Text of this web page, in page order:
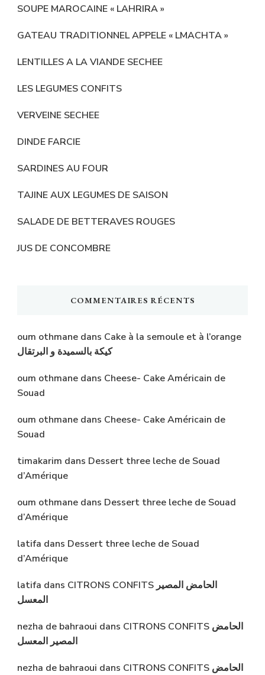
SOUPE MAROCAINE « LAHRIRA »
GATEAU TRADITIONNEL APPELE « LMACHTA »
LENTILLES A LA VIANDE SECHEE
LES LEGUMES CONFITS
VERVEINE SECHEE
DINDE FARCIE
SARDINES AU FOUR
TAJINE AUX LEGUMES DE SAISON
SALADE DE BETTERAVES ROUGES
JUS DE CONCOMBRE
COMMENTAIRES RÉCENTS
oum othmane dans Cake à la semoule et à l’orange
كيكة بالسميدة و البرتقال
oum othmane dans Cheese- Cake Américain de
Souad
oum othmane dans Cheese- Cake Américain de
Souad
timakarim dans Dessert three leche de Souad
d’Amérique
oum othmane dans Dessert three leche de Souad
d’Amérique
latifa dans Dessert three leche de Souad
d’Amérique
latifa dans CITRONS CONFITS الحامض المصير
المعسل
nezha de bahraoui dans CITRONS CONFITS الحامض
المصير المعسل
nezha de bahraoui dans CITRONS CONFITS الحامض